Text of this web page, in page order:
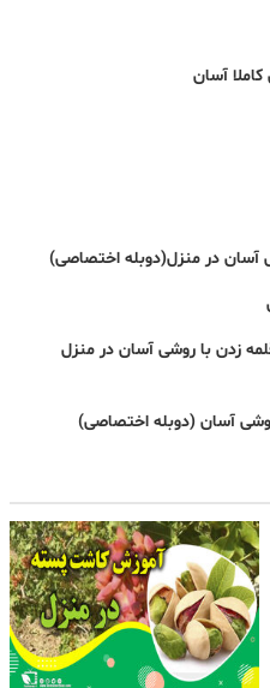
آسان
در منزل(دوبله اختصاصی)
زدن با روشی آسان در منزل
آسان (دوبله اختصاصی)